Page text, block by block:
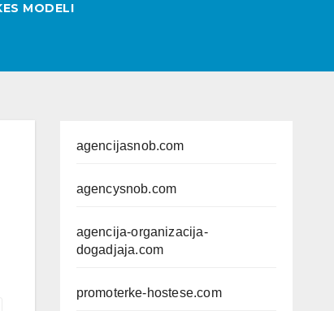
MODELI
agencijasnob.com
agencysnob.com
agencija-organizacija-
dogadjaja.com
promoterke-hostese.com